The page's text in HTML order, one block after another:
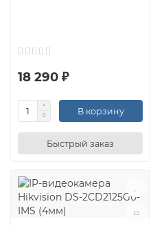
18 290 ₽
В корзину
Быстрый заказ